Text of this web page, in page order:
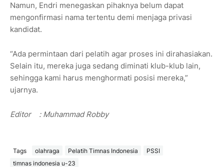
Namun, Endri menegaskan pihaknya belum dapat
mengonfirmasi nama tertentu demi menjaga privasi
kandidat.
“Ada permintaan dari pelatih agar proses ini dirahasiakan.
Selain itu, mereka juga sedang diminati klub-klub lain,
sehingga kami harus menghormati posisi mereka,”
ujarnya.
Editor: Muhammad Robby
Tags olahraga Pelatih Timnas Indonesia
PSSI
timnas indonesia u-23